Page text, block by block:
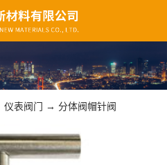
仪表阀门 → 分体阀帽针阀